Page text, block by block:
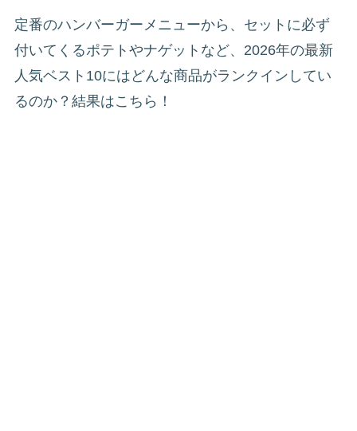
定番のハンバーガーメニューから、セットに必ず
付いてくるポテトやナゲットなど、2026年の最新
人気ベスト10にはどんな商品がランクインしてい
るのか？結果はこちら！